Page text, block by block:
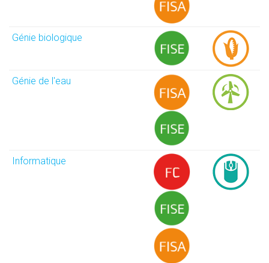
Génie biologique
Génie de l'eau
Informatique